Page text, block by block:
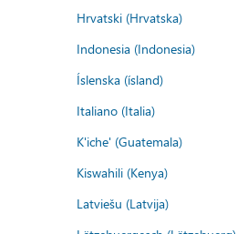
Hrvatski (Hrvatska)
Indonesia (Indonesia)
Íslenska (ísland)
Italiano (Italia)
K'iche' (Guatemala)
Kiswahili (Kenya)
Latviešu (Latvija)